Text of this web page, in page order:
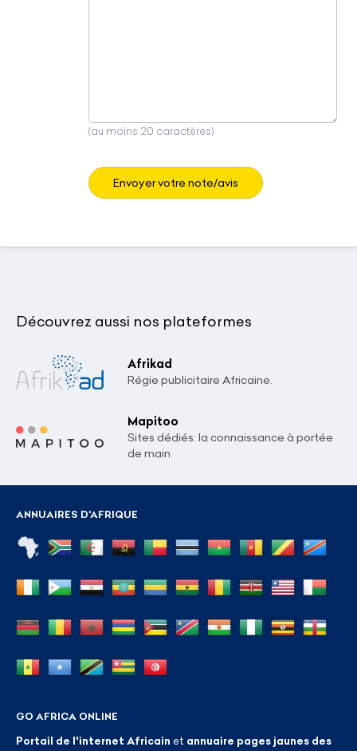
(au moins 20 caractères)
Envoyer votre note/avis
Découvrez aussi nos plateformes
Afrikad
Régie publicitaire Africaine.
Mapitoo
Sites dédiés: la connaissance à portée
de main
ANNUAIRES D'AFRIQUE
GO AFRICA ONLINE
Portail de l'internet Africain et annuaire pages jaunes des